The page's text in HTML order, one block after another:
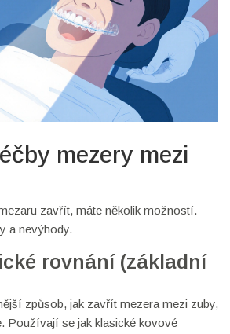
mezery mezi
zavřít, máte několik možností.
a nevýhody.
rovnání (základní
způsob, jak zavřít mezera mezi zuby,
Používají se jak klasické kovové